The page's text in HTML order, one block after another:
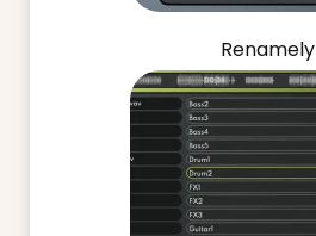
Renamely